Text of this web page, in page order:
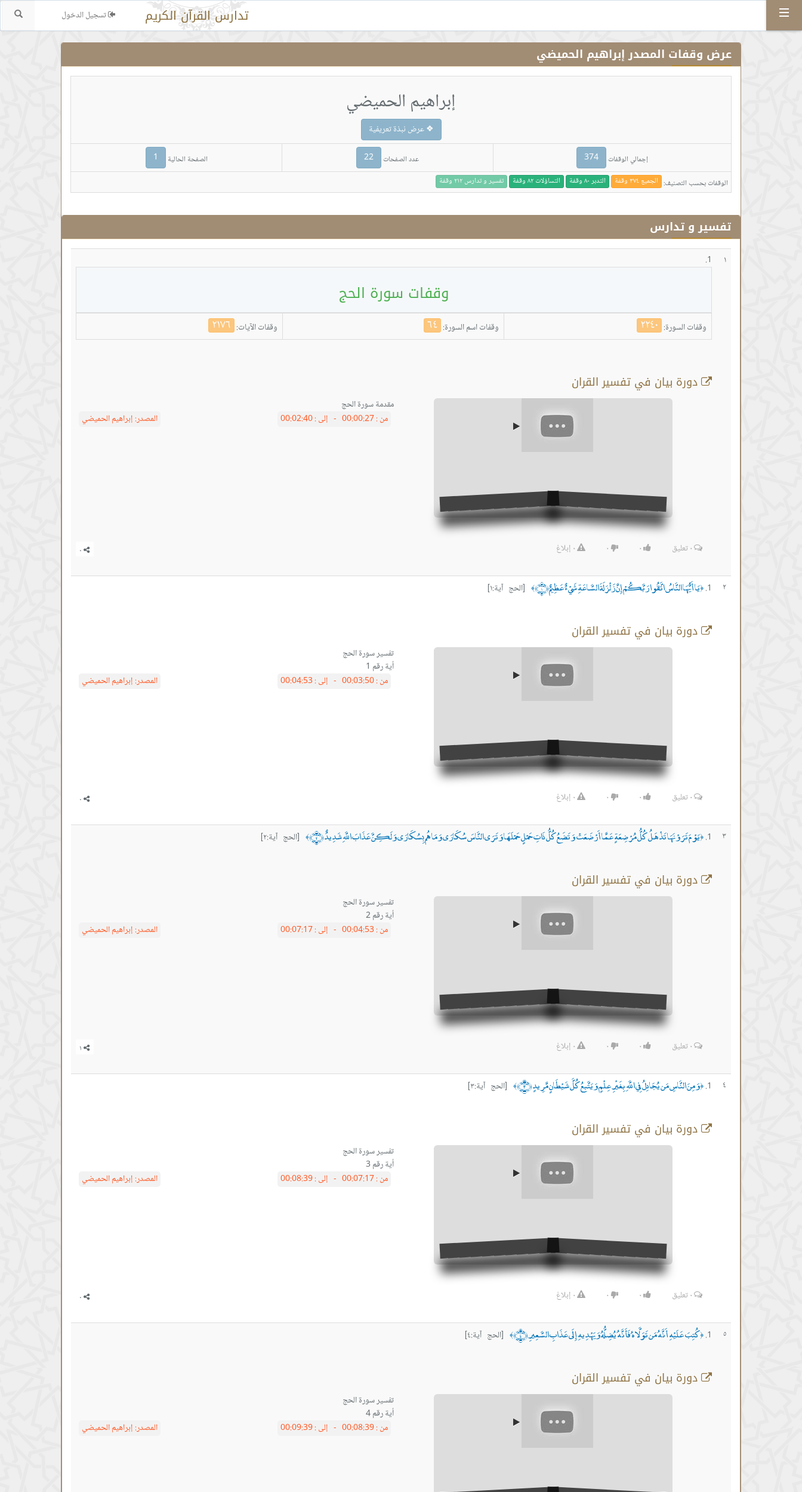
تسجيل الدخول تدارس القرآن الكريم
عرض وقفات المصدر إبراهيم الحميضي
إبراهيم الحميضي
❖ عرض نبذة تعريفية
إجمالي الوقفات 374 عدد الصفحات 22 الصفحة الحالية 1
الوقفات بحسب التصنيف: الجميع ٣٧٤ وقفة التدبر ٨٠ وقفة التساؤلات ٨٢ وقفة تفسير و تدارس ٢١٢ وقفة
تفسير و تدارس
١
وقفات سورة الحج
وقفات السورة: ٢٢٤٠ وقفات اسم السورة: ٦٤ وقفات الآيات: ٢١٧٦
دورة بيان في تفسير القران
مقدمة سورة الحج
من :00:00:27 - إلى :00:02:40 المصدر:إبراهيم الحميضي
٠تعليق ٠ ٠ ٠ إبلاغ
٢ ﴿يَا أَيُّهَا النَّاسُ اتَّقُوا رَبَّكُمْ إِنَّ زَلْزَلَةَ السَّاعَةِ شَيْءٌ عَظِيمٌ ﴿١﴾ ﴾ [الحج آية:١]
دورة بيان في تفسير القران
أية رقم 1
من :00:03:50 - إلى :00:04:53 المصدر:إبراهيم الحميضي
٠تعليق ٠ ٠ ٠ إبلاغ
٣ ﴿يَوْمَ تَرَوْنَهَا تَذْهَلُ كُلُّ مُرْضِعَةٍ عَمَّا أَرْضَعَتْ وَتَضَعُ كُلُّ ذَاتِ حَمْلٍ حَمْلَهَا وَتَرَى النَّاسَ سُكَارَى وَمَا هُم بِسُكَارَى وَلَكِنَّ عَذَابَ اللَّهِ شَدِيدٌ ﴿٢﴾ ﴾ [الحج آية:٢]
دورة بيان في تفسير القران
أية رقم 2
من :00:04:53 - إلى :00:07:17 المصدر:إبراهيم الحميضي
٠تعليق ٠ ٠ ٠ إبلاغ
٤ ﴿وَمِنَ النَّاسِ مَن يُجَادِلُ فِي اللَّهِ بِغَيْرِ عِلْمٍ وَيَتَّبِعُ كُلَّ شَيْطَانٍ مَّرِيدٍ ﴿٣﴾ ﴾ [الحج آية:٣]
دورة بيان في تفسير القران
أية رقم 3
من :00:07:17 - إلى :00:08:39 المصدر:إبراهيم الحميضي
٠تعليق ٠ ٠ ٠ إبلاغ
٥ ﴿كُتِبَ عَلَيْهِ أَنَّهُ مَن تَوَلَّاهُ فَأَنَّهُ يُضِلُّهُ وَيَهْدِيهِ إِلَى عَذَابِ السَّعِيرِ ﴿٤﴾ ﴾ [الحج آية:٤]
دورة بيان في تفسير القران
أية رقم 4
من :00:08:39 - إلى :00:09:39 المصدر:إبراهيم الحميضي